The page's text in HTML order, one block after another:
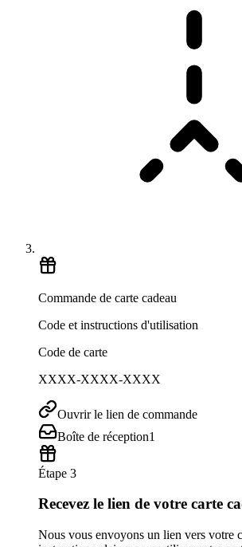
Commande de carte cadeau
Code et instructions d'utilisation
Code de carte
XXXX-XXXX-XXXX
Ouvrir le lien de commande
Boîte de réception1
Étape 3
Recevez le lien de votre carte
Nous vous envoyons un lien vers votre